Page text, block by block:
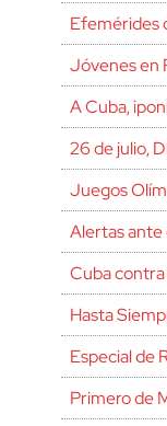
Efemérides
Jóvenes en
A Cuba,
26 de julio,
Juegos
Alertas ante
Cuba contra
Hasta
Especial de
Primero de